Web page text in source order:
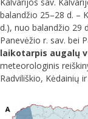
Kalvarijos sav.
balandžio 25–28 d. –
d.), nuo balandžio 29
Panevėžio r. sav. bei
laikotarpis augalų
meteorologinis
Radviliškio, Kėdainių